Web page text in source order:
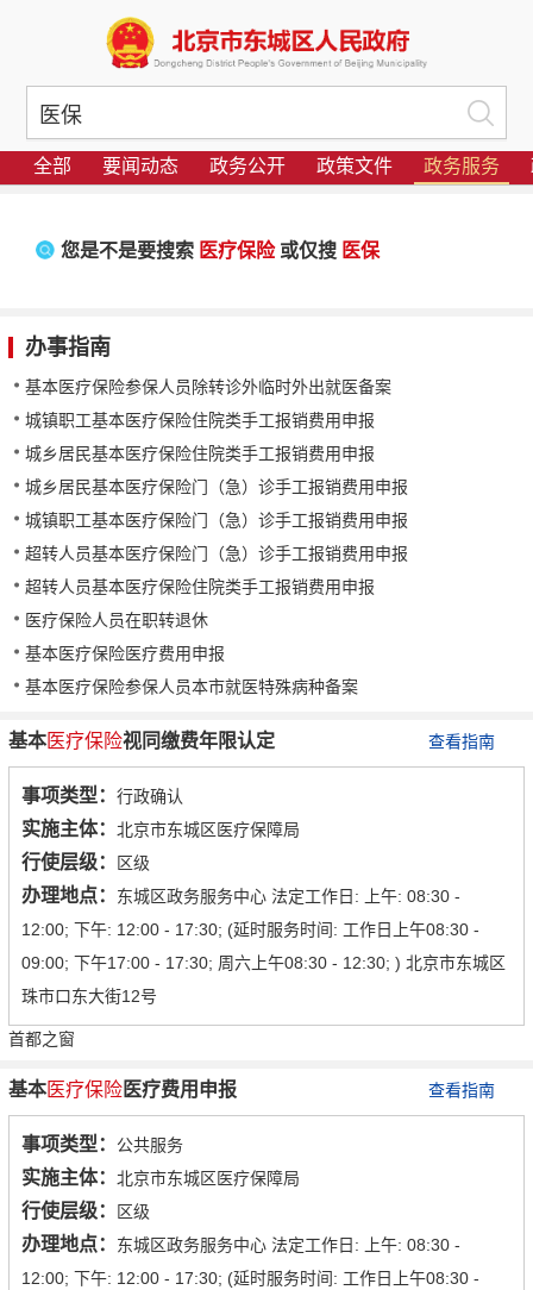
全部 要闻动态 政务公开 政策文件 政务服务
您是不是要搜索 医疗保险或仅搜 医保
办事指南
基本医疗保险参保人员除转诊外临时外出就医备案
城镇职工基本医疗保险住院类手工报销费用申报
城乡居民基本医疗保险住院类手工报销费用申报
城乡居民基本医疗保险门（急）诊手工报销费用申报
城镇职工基本医疗保险门（急）诊手工报销费用申报
超转人员基本医疗保险门（急）诊手工报销费用申报
超转人员基本医疗保险住院类手工报销费用申报
医疗保险人员在职转退休
基本医疗保险医疗费用申报
基本医疗保险参保人员本市就医特殊病种备案
查看指南
基本医疗保险视同缴费年限认定
事项类型： 行政确认
实施主体： 北京市东城区医疗保障局
行使层级： 区级
办理地点： 东城区政务服务中心 法定工作日: 上午: 08:30 -
12:00; 下午: 12:00 - 17:30; (延时服务时间: 工作日上午08:30 -
09:00; 下午17:00 - 17:30; 周六上午08:30 - 12:30; ) 北京市东城区
珠市口东大街12号
首都之窗
查看指南
基本医疗保险医疗费用申报
事项类型： 公共服务
实施主体： 北京市东城区医疗保障局
行使层级： 区级
办理地点： 东城区政务服务中心 法定工作日: 上午: 08:30 -
12:00; 下午: 12:00 - 17:30; (延时服务时间: 工作日上午08:30 -